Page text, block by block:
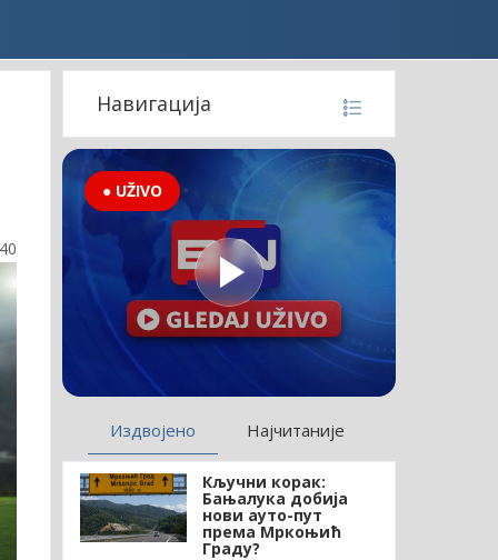
Навигација
● UŽIVO
Издвојено Најчитаније
Кључни корак:
Бањалука добија
нови ауто-пут
према Мркоњић
Граду?